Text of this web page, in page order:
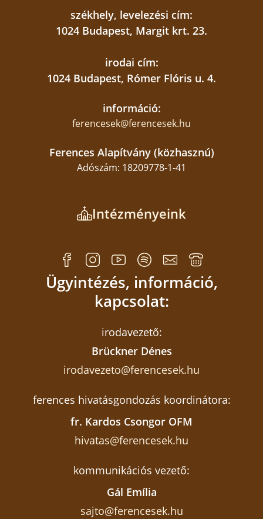
székhely, levelezési cím:
1024 Budapest, Margit krt. 23.
irodai cím:
1024 Budapest, Rómer Flóris u. 4.
információ:
ferencesek@ferencesek.hu
Ferences Alapítvány (közhasznú)
Adószám: 18209778-1-41
Intézményeink
Ügyintézés, információ,
kapcsolat:
irodavezető:
Brückner Dénes
irodavezeto@ferencesek.hu
ferences hivatásgondozás koordinátora:
fr. Kardos Csongor OFM
hivatas@ferencesek.hu
kommunikációs vezető:
Gál Emília
sajto@ferencesek.hu